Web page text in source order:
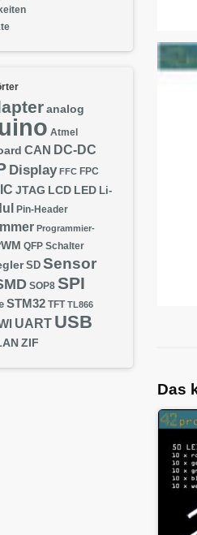
Das
analog
Atmel
CAN DC-DC
Display FFC FPC
JTAG LCD LED Li-
Pin-Header
Programmier-
QFP Schalter
SD Sensor
SOP8 SPI
STM32 TFT TL866
UART USB
ZIF